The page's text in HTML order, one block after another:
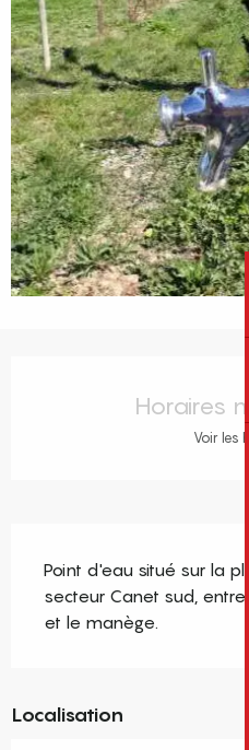
Ouverture et
Horaires
Voir les
Point d'eau situé sur la
secteur Canet sud,
et le manège.
Localisation